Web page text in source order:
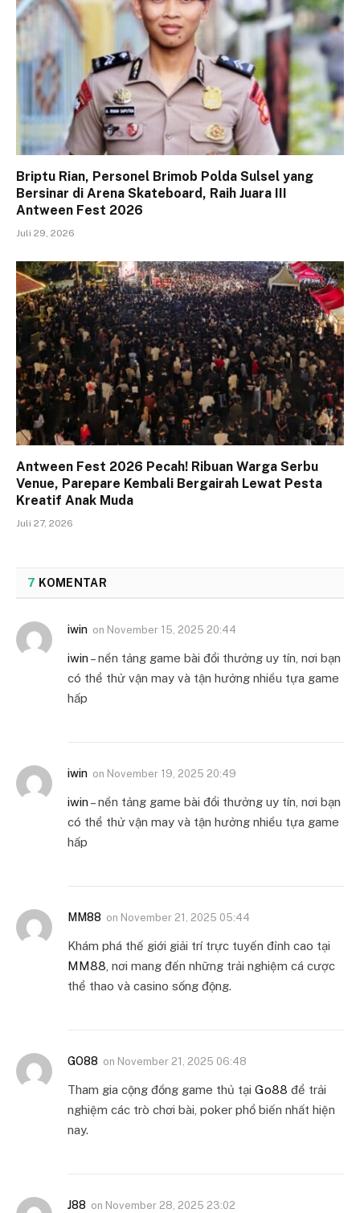
Briptu Rian, Personel Brimob Polda Sulsel yang
Bersinar di Arena Skateboard, Raih Juara III
Antween Fest 2026
Juli 29, 2026
Antween Fest 2026 Pecah! Ribuan Warga Serbu
Venue, Parepare Kembali Bergairah Lewat Pesta
Kreatif Anak Muda
Juli 27, 2026
7 KOMENTAR
iwin on November 15, 2025 20:44
iwin – nền tảng game bài đổi thưởng uy tín, nơi bạn
có thể thử vận may và tận hưởng nhiều tựa game
hấp
iwin on November 19, 2025 20:49
iwin – nền tảng game bài đổi thưởng uy tín, nơi bạn
có thể thử vận may và tận hưởng nhiều tựa game
hấp
MM88 on November 21, 2025 05:44
Khám phá thế giới giải trí trực tuyến đỉnh cao tại
MM88, nơi mang đến những trải nghiệm cá cược
thể thao và casino sống động.
GO88 on November 21, 2025 06:48
Tham gia cộng đồng game thủ tại Go88 để trải
nghiệm các trò chơi bài, poker phổ biến nhất hiện
nay.
J88 on November 28, 2025 23:02